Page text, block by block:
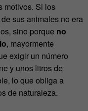
motivos. Si los
sus animales no era
sino porque no
, mayormente
exigir un número
y unos litros de
lo que obliga a
de naturaleza.